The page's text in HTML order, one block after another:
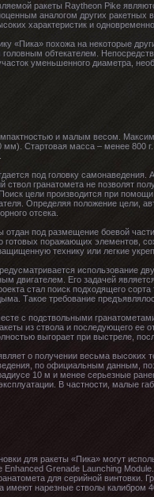
ракеты Raytheon Pike
аналогом других
характеристик и
«Пика» похожа на некоторые
обтекателем.
уменьшенного диаметра,
и малым весом.
Стартовая масса – менее 800
под головку
ствол гранатомета не позволят
цели производится при
Определяя положение цели,
отсека.
отдан под размещение боевой
готовых поражающих элементов,
технику или легкие
использование
двигателем. Его задачей
стал поиск подходящего
Такое требование
с подствольными
из ствола и последующего ее
выгорает при выстреле,
о получении весьма высоких
по официальным данным,
10 м и менее серьезные
В частности, малые
для ракеты «Пика» могут
Enhanced Grenade Launching
для серийной
имеют нарезные стволы калибром